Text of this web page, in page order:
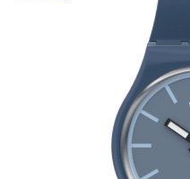
LIMITOVANÉ EDICE
VŠE O NÁKUPU